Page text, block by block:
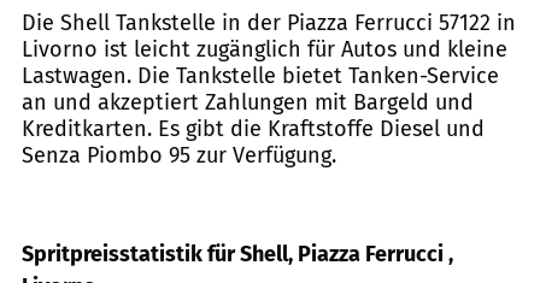
Die Shell Tankstelle in der Piazza Ferrucci 57122 in
Livorno ist leicht zugänglich für Autos und kleine
Lastwagen. Die Tankstelle bietet Tanken-Service
an und akzeptiert Zahlungen mit Bargeld und
Kreditkarten. Es gibt die Kraftstoffe Diesel und
Senza Piombo 95 zur Verfügung.
Spritpreisstatistik für Shell, Piazza Ferrucci ,